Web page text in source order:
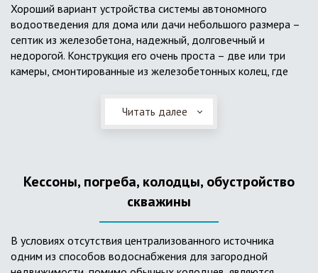
Хороший вариант устройства системы автономного
водоотведения для дома или дачи небольшого размера –
септик из железобетона, надежный, долговечный и
недорогой. Конструкция его очень проста – две или три
камеры, смонтированные из железобетонных колец, где
слой дренажа, устроенный из щебня и песка. Для септика
требуется только очищение через определенное время
большую прочность по сравнению с пластиковыми
Читать далее
Кессоны, погреба, колодцы, обустройство
скважины
В условиях отсутствия централизованного источника
одним из способов водоснабжения для загородной